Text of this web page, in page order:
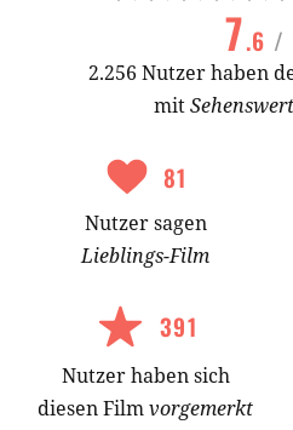
7.6 /
2.256 Nutzer haben
mitSehenswert
81
Nutzersagen
Lieblings-Film
391
Nutzerhabensich
diesen Filmvorgemerkt